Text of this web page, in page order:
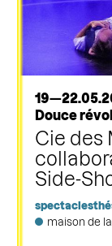
Douce
Cie des
Side-
spectacles
maison de